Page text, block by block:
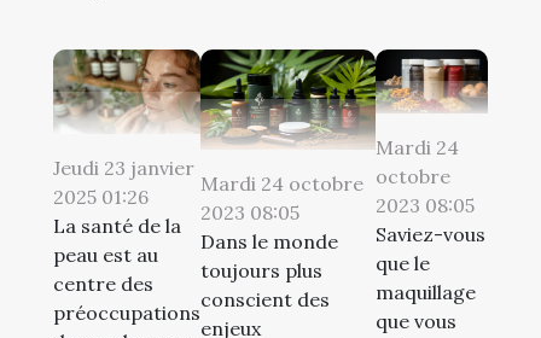
Jeudi 23 janvier
2025 01:26
La santé de la
peau est au
centre des
préoccupations
Mardi 24 octobre
2023 08:05
Dans le monde
toujours plus
conscient des
enjeux
Mardi 24
octobre
2023 08:05
Saviez-vous
que le
maquillage
que vous